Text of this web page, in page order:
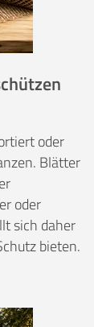
oder
Blätter
oder
sich daher
bieten.